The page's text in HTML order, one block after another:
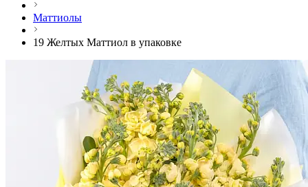
Маттиолы
19 Желтых Маттиол в упаковке